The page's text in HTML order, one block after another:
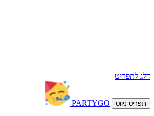
דלג לתפריט
תפריט ניווט PARTYGO